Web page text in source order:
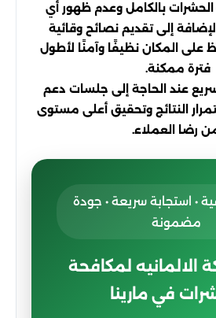
الحشرات بالكامل وعدم ظهور أي
إلى تقديم نصائح وقائية
على المكان نظيفًا وآمنًا لأطول
فترة ممكنة.
عند الحاجة إلى جلسات دعم
النتائج وتحقيق أعلى مستوى
رضا العملاء.
• استجابة سريعة • جودة
مضمونة
الالمانيه لمكافحة
في مارينا